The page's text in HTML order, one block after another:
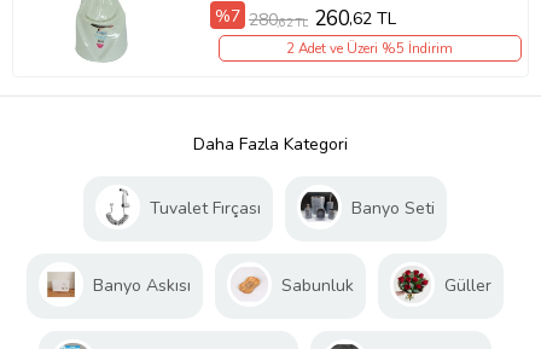
%7 280,62 TL 260,62 TL
2 Adet ve Üzeri %5 İndirim
Daha Fazla Kategori
Tuvalet Fırçası Banyo Seti
Banyo Askısı Sabunluk Güller